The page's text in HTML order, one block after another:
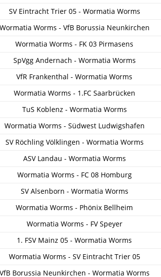
SV Eintracht Trier 05 - Wormatia Worms
Wormatia Worms - VfB Borussia Neunkirchen
Wormatia Worms - FK 03 Pirmasens
SpVgg Andernach - Wormatia Worms
VfR Frankenthal - Wormatia Worms
Wormatia Worms - 1.FC Saarbrücken
TuS Koblenz - Wormatia Worms
Wormatia Worms - Südwest Ludwigshafen
SV Röchling Völklingen - Wormatia Worms
ASV Landau - Wormatia Worms
Wormatia Worms - FC 08 Homburg
SV Alsenborn - Wormatia Worms
Wormatia Worms - Phönix Bellheim
Wormatia Worms - FV Speyer
1. FSV Mainz 05 - Wormatia Worms
Wormatia Worms - SV Eintracht Trier 05
VfB Borussia Neunkirchen - Wormatia Worms